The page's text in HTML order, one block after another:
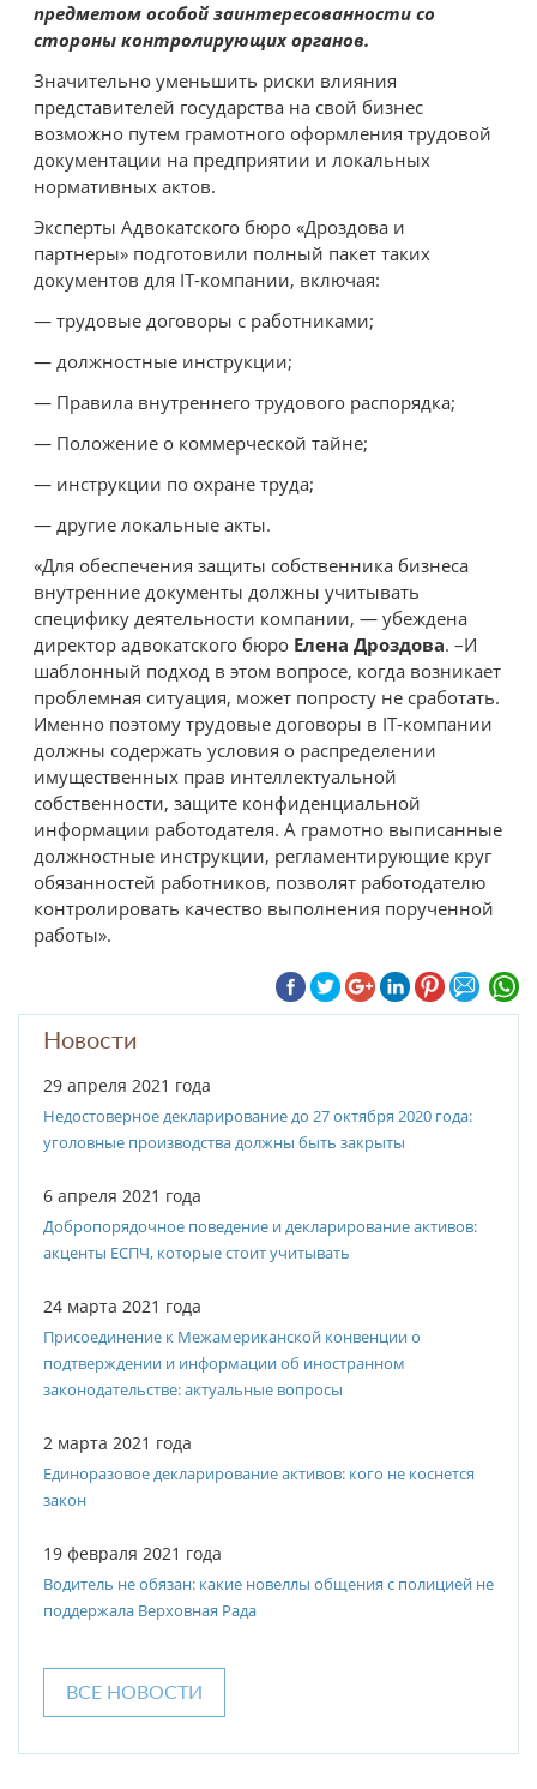
Новости
29 апреля 2021 года
Недостоверное декларирование до 27 октября 2020 года:
уголовные производства должны быть закрыты
6 апреля 2021 года
Добропорядочное поведение и декларирование активов:
акценты ЕСПЧ, которые стоит учитывать
24 марта 2021 года
Присоединение к Межамериканской конвенции о
подтверждении и информации об иностранном
законодательстве: актуальные вопросы
2 марта 2021 года
Единоразовое декларирование активов: кого не коснется
закон
19 февраля 2021 года
Водитель не обязан: какие новеллы общения с полицией не
поддержала Верховная Рада
ВСЕ НОВОСТИ
предметом особой заинтересованности со
стороны контролирующих органов.
Значительно уменьшить риски влияния
представителей государства на свой бизнес
возможно путем грамотного оформления трудовой
документации на предприятии и локальных
нормативных актов.
Эксперты Адвокатского бюро «Дроздова и
партнеры» подготовили полный пакет таких
документов для IT-компании, включая:
— трудовые договоры с работниками;
— должностные инструкции;
— Правила внутреннего трудового распорядка;
— Положение о коммерческой тайне;
— инструкции по охране труда;
— другие локальные акты.
«Для обеспечения защиты собственника бизнеса
внутренние документы должны учитывать
специфику деятельности компании, — убеждена
директор адвокатского бюро Елена Дроздова. –И
шаблонный подход в этом вопросе, когда возникает
проблемная ситуация, может попросту не сработать.
Именно поэтому трудовые договоры в IT-компании
должны содержать условия о распределении
имущественных прав интеллектуальной
собственности, защите конфиденциальной
информации работодателя. А грамотно выписанные
должностные инструкции, регламентирующие круг
обязанностей работников, позволят работодателю
контролировать качество выполнения порученной
работы».